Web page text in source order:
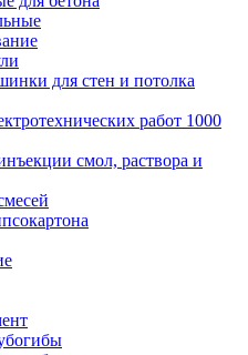
для стен и потолка
работ 1000
смол, раствора и